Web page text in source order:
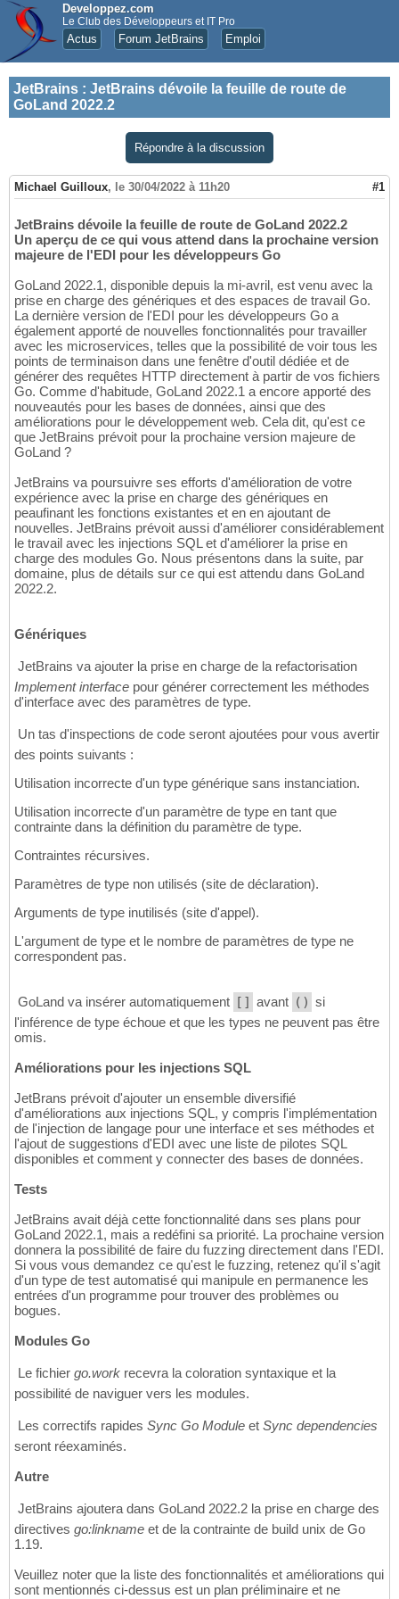
Developpez.com
Le Club des Développeurs et IT Pro
Actus Forum JetBrains Emploi
JetBrains : JetBrains dévoile la feuille de route de
GoLand 2022.2
Répondre à la discussion
Michael Guilloux, le 30/04/2022 à 11h20 #1
JetBrains dévoile la feuille de route de GoLand 2022.2
Un aperçu de ce qui vous attend dans la prochaine version
majeure de l'EDI pour les développeurs Go
GoLand 2022.1, disponible depuis la mi-avril, est venu avec la
prise en charge des génériques et des espaces de travail Go.
La dernière version de l'EDI pour les développeurs Go a
également apporté de nouvelles fonctionnalités pour travailler
avec les microservices, telles que la possibilité de voir tous les
points de terminaison dans une fenêtre d'outil dédiée et de
générer des requêtes HTTP directement à partir de vos fichiers
Go. Comme d'habitude, GoLand 2022.1 a encore apporté des
nouveautés pour les bases de données, ainsi que des
améliorations pour le développement web. Cela dit, qu'est ce
que JetBrains prévoit pour la prochaine version majeure de
GoLand ?
JetBrains va poursuivre ses efforts d'amélioration de votre
expérience avec la prise en charge des génériques en
peaufinant les fonctions existantes et en en ajoutant de
nouvelles. JetBrains prévoit aussi d'améliorer considérablement
le travail avec les injections SQL et d'améliorer la prise en
charge des modules Go. Nous présentons dans la suite, par
domaine, plus de détails sur ce qui est attendu dans GoLand
2022.2.
Génériques
 JetBrains va ajouter la prise en charge de la refactorisation
Implement interface pour générer correctement les méthodes
d'interface avec des paramètres de type.
 Un tas d'inspections de code seront ajoutées pour vous avertir
des points suivants :
Utilisation incorrecte d'un type générique sans instanciation.
Utilisation incorrecte d'un paramètre de type en tant que
contrainte dans la définition du paramètre de type.
Contraintes récursives.
Paramètres de type non utilisés (site de déclaration).
Arguments de type inutilisés (site d'appel).
L'argument de type et le nombre de paramètres de type ne
correspondent pas.
 GoLand va insérer automatiquement [] avant () si
l'inférence de type échoue et que les types ne peuvent pas être
omis.
Améliorations pour les injections SQL
JetBrans prévoit d'ajouter un ensemble diversifié
d'améliorations aux injections SQL, y compris l'implémentation
de l'injection de langage pour une interface et ses méthodes et
l'ajout de suggestions d'EDI avec une liste de pilotes SQL
disponibles et comment y connecter des bases de données.
Tests
JetBrains avait déjà cette fonctionnalité dans ses plans pour
GoLand 2022.1, mais a redéfini sa priorité. La prochaine version
donnera la possibilité de faire du fuzzing directement dans l'EDI.
Si vous vous demandez ce qu'est le fuzzing, retenez qu'il s'agit
d'un type de test automatisé qui manipule en permanence les
entrées d'un programme pour trouver des problèmes ou
bogues.
Modules Go
 Le fichier go.work recevra la coloration syntaxique et la
possibilité de naviguer vers les modules.
 Les correctifs rapides Sync Go Module et Sync dependencies
seront réexaminés.
Autre
 JetBrains ajoutera dans GoLand 2022.2 la prise en charge des
directives go:linkname et de la contrainte de build unix de Go
1.19.
Veuillez noter que la liste des fonctionnalités et améliorations qui
sont mentionnés ci-dessus est un plan préliminaire et ne